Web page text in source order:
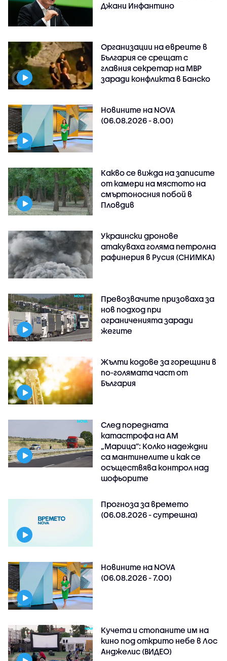
Джани Инфантино
Организации на евреите в
България се срещат с
главния секретар на МВР
заради конфликта в Банско
Новините на NOVA
(06.08.2026 - 8.00)
Какво се вижда на записите
от камери на мястото на
смъртоносния побой в
Пловдив
Украински дронове
атакуваха голяма петролна
рафинерия в Русия (СНИМКА)
Превозвачите призоваха за
нов подход при
ограниченията заради
жегите
Жълти кодове за горещини в
по-голямата част от
България
След поредната
катастрофа на АМ
„Марица”: Колко надеждни
са мантинелите и как се
осъществява контрол над
шофьорите
Прогноза за времето
(06.08.2026 - сутрешна)
Новините на NOVA
(06.08.2026 - 7.00)
Кучета и стопаните им на
кино под открито небе в Лос
Анджелис (ВИДЕО)